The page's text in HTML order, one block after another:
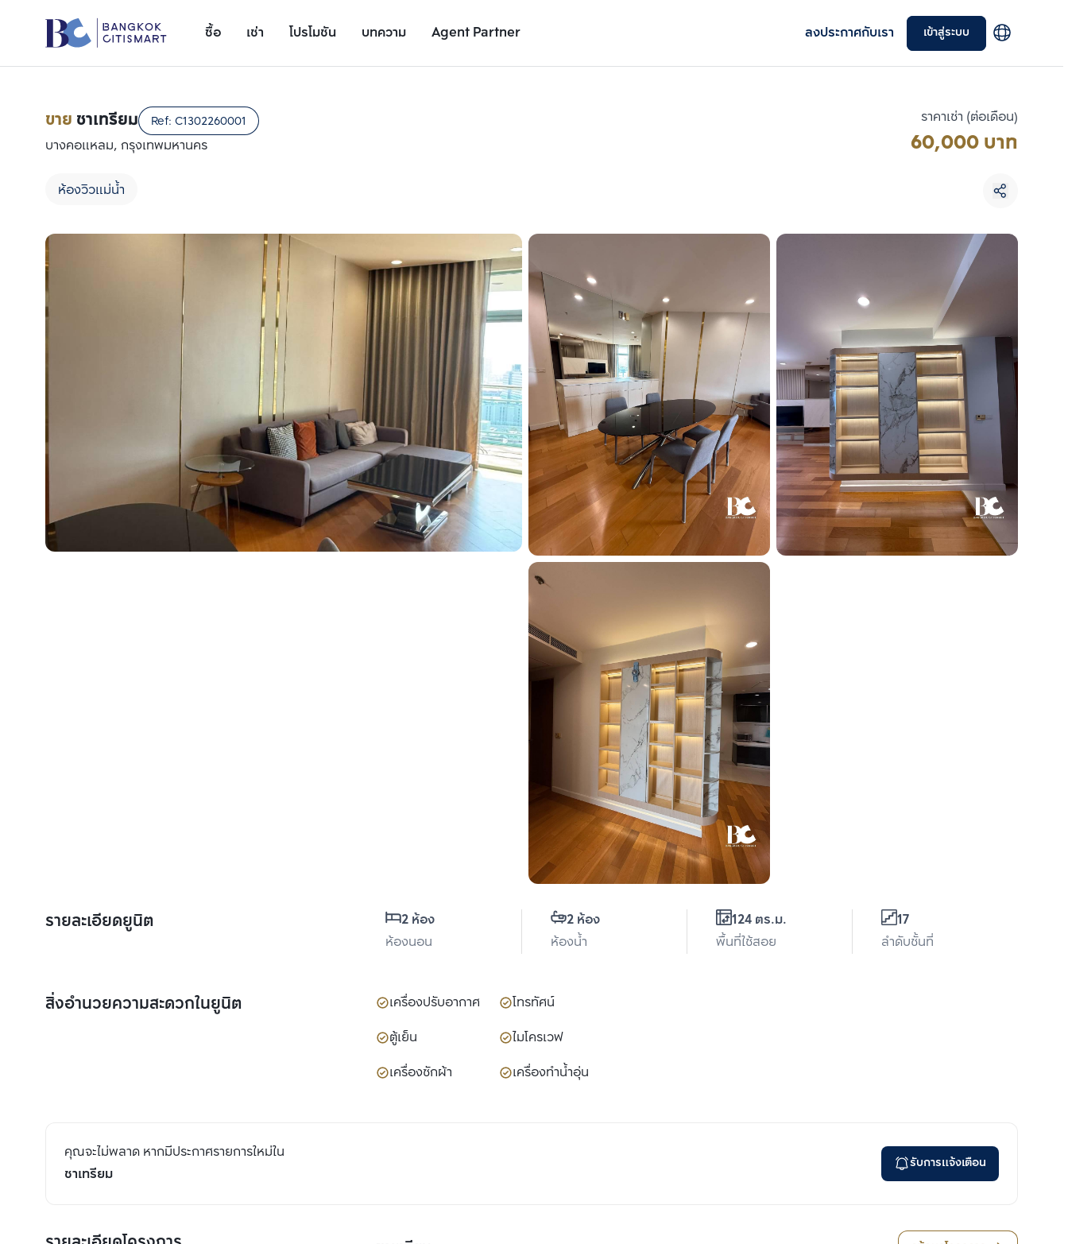
ซื้อ เช่า โปรโมชัน บทความ Agent Partner ลงประกาศกับเรา เข้าสู่ระบบ
รายละเอียดยูนิต
ขาย ชาเทรียม Ref: C1302260001
บางคอแหลม, กรุงเทพมหานคร
ห้องวิวแม่น้ำ
ราคาเช่า (ต่อเดือน)
60,000 บาท
รายละเอียดยูนิต
2 ห้อง
ห้องนอน
2 ห้อง
ห้องน้ำ
124 ตร.ม.
พื้นที่ใช้สอย
17
ลำดับชั้นที่
สิ่งอำนวยความสะดวกในยูนิต เครื่องปรับอากาศ
โทรทัศน์
ตู้เย็น
ไมโครเวฟ
เครื่องซักผ้า
เครื่องทำน้ำอุ่น
คุณจะไม่พลาด หากมีประกาศรายการใหม่ใน
ชาเทรียม
รับการแจ้งเตือน
เพิ่มยูนิตเปรียบเทียบ
รายการที่ 1
เพิ่มยูนิตเปรียบเทียบ
รายการที่ 2
เลือกยูนิตเพื่อเปรียบเทียบ